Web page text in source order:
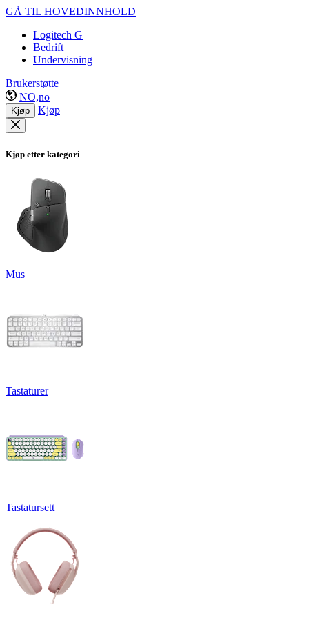
GÅ TIL HOVEDINNHOLD
Logitech G
Bedrift
Undervisning
Brukerstøtte
NO,no
Kjøp Kjøp
Kjøp etter kategori
Mus
Tastaturer
Tastatursett